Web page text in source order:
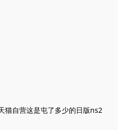
猫自营这是屯了多少的日版ns2